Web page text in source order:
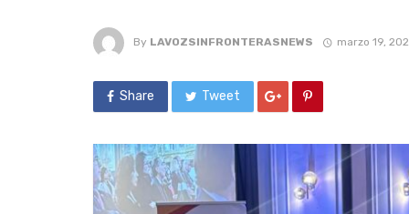
By LAVOZSINFRONTERASNEWS marzo 19,
Share Tweet